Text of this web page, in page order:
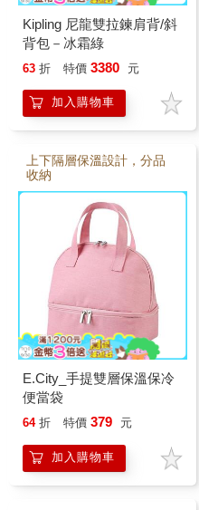
Kipling 尼龍雙拉鍊肩背/斜
背包－冰霜綠
63 折 特價 3380 元
加入購物車
上下隔層保溫設計，分品
收納
E.City_手提雙層保溫保冷
便當袋
64 折 特價 379 元
加入購物車